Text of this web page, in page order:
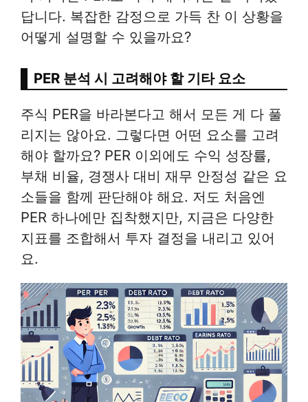
답니다. 복잡한 감정으로 가득 찬 이 상황을
어떻게 설명할 수 있을까요?
PER 분석 시 고려해야 할 기타 요소
주식 PER을 바라본다고 해서 모든 게 다 풀
리지는 않아요. 그렇다면 어떤 요소를 고려
해야 할까요? PER 이외에도 수익 성장률,
부채 비율, 경쟁사 대비 재무 안정성 같은 요
소들을 함께 판단해야 해요. 저도 처음엔
PER 하나에만 집착했지만, 지금은 다양한
지표를 조합해서 투자 결정을 내리고 있어
요.